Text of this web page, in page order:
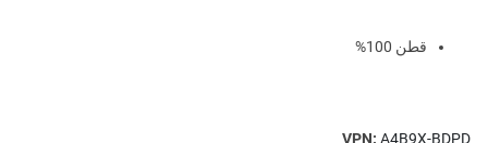
قطن 100%
VPN: A4B9X-BDPD